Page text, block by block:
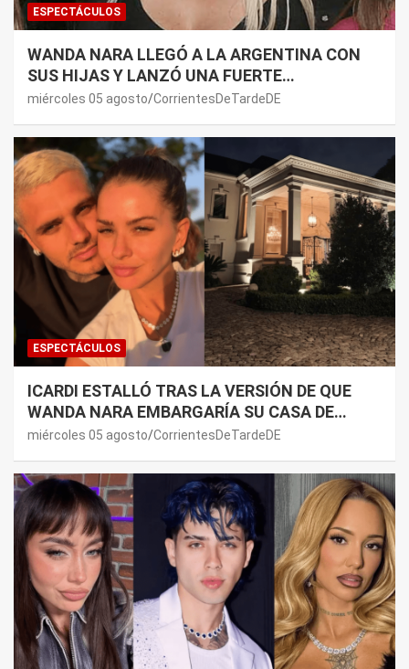
ESPECTÁCULOS
WANDA NARA LLEGÓ A LA ARGENTINA CON
SUS HIJAS Y LANZÓ UNA FUERTE
PREMONICIÓN SOBRE MAURO ICARDI
miércoles 05 agosto CorrientesDeTardeDE
ESPECTÁCULOS
ICARDI ESTALLÓ TRAS LA VERSIÓN DE QUE
WANDA NARA EMBARGARÍA SU CASA DE
NORDELTA: “NECESITAN RASCAR DE ALGÚN
miércoles 05 agosto CorrientesDeTardeDE